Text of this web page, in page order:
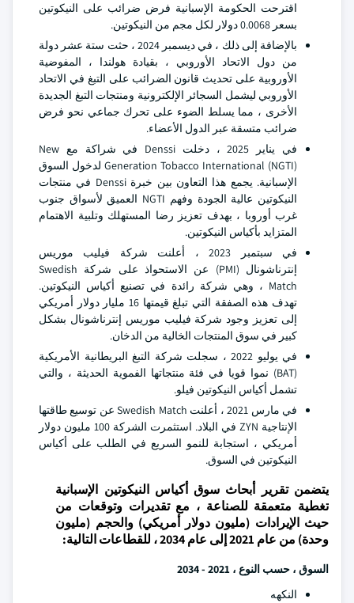
اقترحت الحكومة الإسبانية فرض ضرائب على النيكوتين
بسعر 0.0068 دولار لكل مجم من النيكوتين.
بالإضافة إلى ذلك ، في ديسمبر 2024 ، حثت ستة عشر دولة
من دول الاتحاد الأوروبي ، بقيادة هولندا ، المفوضية
الأوروبية على تحديث قانون الضرائب على التبغ في الاتحاد
الأوروبي ليشمل السجائر الإلكترونية ومنتجات التبغ الجديدة
الأخرى ، مما يسلط الضوء على تحرك جماعي نحو فرض
ضرائب متسقة عبر الدول الأعضاء.
في يناير 2025 ، دخلت Denssi في شراكة مع New
Generation Tobacco International (NGTI) لدخول السوق
الإسبانية. يجمع هذا التعاون بين خبرة Denssi في منتجات
النيكوتين عالية الجودة وفهم NGTI العميق لأسواق جنوب
غرب أوروبا ، بهدف تعزيز رضا المستهلك وتلبية الاهتمام
المتزايد بأكياس النيكوتين.
في سبتمبر 2023 ، أعلنت شركة فيليب موريس
إنترناشونال (PMI) عن الاستحواذ على شركة Swedish
Match ، وهي شركة رائدة في تصنيع أكياس النيكوتين.
تهدف هذه الصفقة التي تبلغ قيمتها 16 مليار دولار أمريكي
إلى تعزيز وجود شركة فيليب موريس إنترناشونال بشكل
كبير في سوق المنتجات الخالية من الدخان.
في يوليو 2022 ، سجلت شركة التبغ البريطانية الأمريكية
(BAT) نموا قويا في فئة منتجاتها الفموية الحديثة ، والتي
تشمل أكياس النيكوتين فيلو.
في مارس 2021 ، أعلنت Swedish Match عن توسيع طاقتها
الإنتاجية ZYN في البلاد. استثمرت الشركة 100 مليون دولار
أمريكي ، استجابة للنمو السريع في الطلب على أكياس
النيكوتين في السوق.
يتضمن تقرير أبحاث سوق أكياس النيكوتين الإسبانية
تغطية متعمقة للصناعة ، مع تقديرات وتوقعات من
حيث الإيرادات (مليون دولار أمريكي) والحجم (مليون
وحدة) من عام 2021 إلى عام 2034 ، للقطاعات التالية:
السوق ، حسب النوع ، 2021 - 2034
النكهه